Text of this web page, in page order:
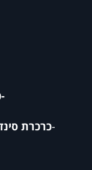
-
-כרכרת